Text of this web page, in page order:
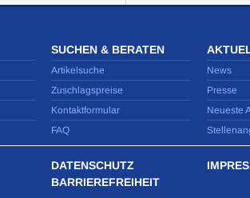
SUCHEN & BERATEN
Artikelsuche
Zuschlagspreise
Kontaktformular
FAQ
News
Presse
Neueste
DATENSCHUTZ
BARRIEREFREIHEIT